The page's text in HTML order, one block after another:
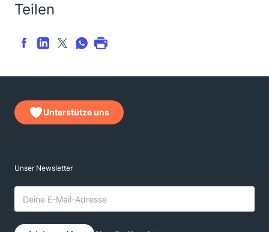
Teilen
Unterstütze uns